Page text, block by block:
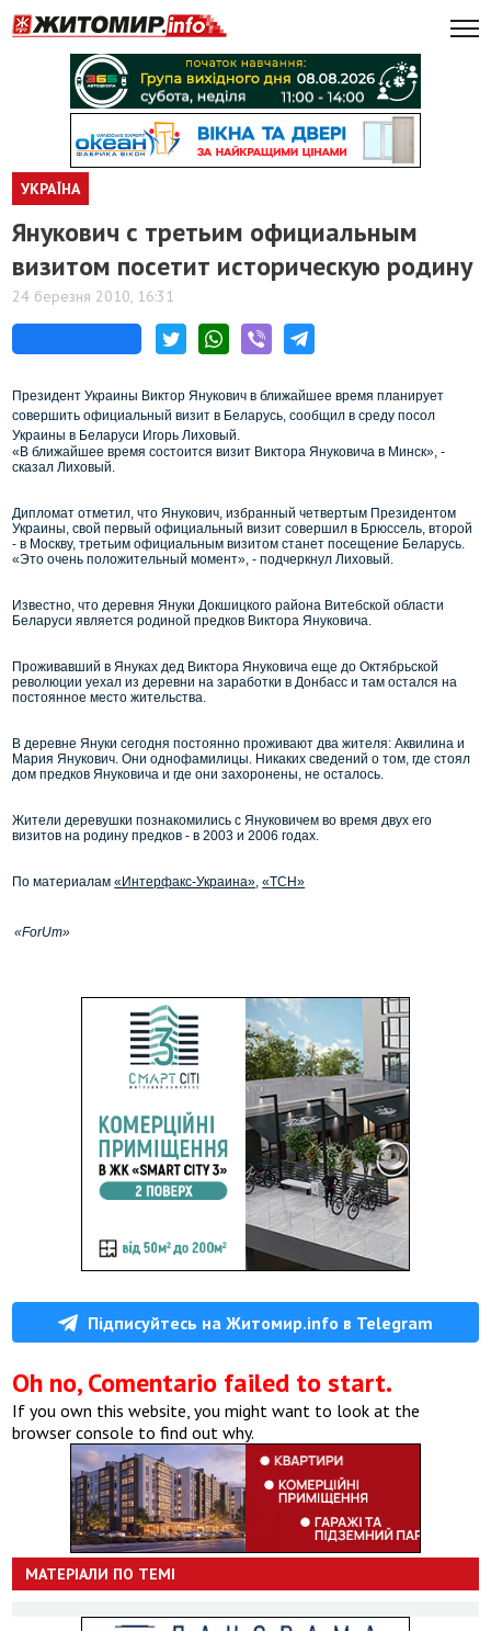
УКРАЇНА
Янукович с третьим официальным
визитом посетит историческую родину
24 березня 2010, 16:31
Президент Украины Виктор Янукович в ближайшее время планирует
совершить официальный визит в Беларусь, сообщил в среду посол
Украины в Беларуси Игорь Лиховый.
«В ближайшее время состоится визит Виктора Януковича в Минск», -
сказал Лиховый.
Дипломат отметил, что Янукович, избранный четвертым Президентом
Украины, свой первый официальный визит совершил в Брюссель, второй
- в Москву, третьим официальным визитом станет посещение Беларусь.
«Это очень положительный момент», - подчеркнул Лиховый.
Известно, что деревня Януки Докшицкого района Витебской области
Беларуси является родиной предков Виктора Януковича.
Проживавший в Януках дед Виктора Януковича еще до Октябрьской
революции уехал из деревни на заработки в Донбасс и там остался на
постоянное место жительства.
В деревне Януки сегодня постоянно проживают два жителя: Аквилина и
Мария Янукович. Они однофамилицы. Никаких сведений о том, где стоял
дом предков Януковича и где они захоронены, не осталось.
Жители деревушки познакомились с Януковичем во время двух его
визитов на родину предков - в 2003 и 2006 годах.
По материалам«Интерфакс-Украина»,«ТСН»
«ForUm»
Підписуйтесь на Житомир.info в Telegram
Oh no, Comentario failed to start.
If you own this website, you might want to look at the
browser console to find out why.
МАТЕРІАЛИ ПО ТЕМІ